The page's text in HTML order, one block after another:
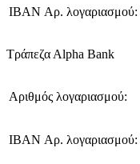
IBAN Αρ. λογαριασμού:
Τράπεζα Αlpha Bank
Αριθμός λογαριασμού:
IBAN Αρ. λογαριασμού: